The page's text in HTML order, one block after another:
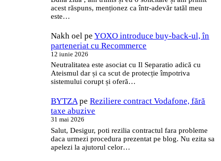
acest răspuns, menționez ca într-adevăr tatăl meu
este…
Nakh oel peYOXO introduce buy-back-ul, în
parteneriat cu Recommerce
12 iunie 2026
Neutralitatea este asociat cu Il Separatio adică cu
Ateismul dar și ca scut de protecție împotriva
sistemului corupt și oferă…
BYTZApeReziliere contract Vodafone, fără
taxe abuzive
31 mai 2026
Salut, Desigur, poti rezilia contractul fara probleme
daca urmezi procedura prezentat pe blog. Nu ezita sa
apelezi la ajutorul celor…